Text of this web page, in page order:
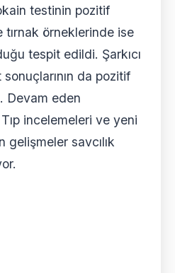
testinin pozitif
tırnak örneklerinde ise
tespit edildi. Şarkıcı
da pozitif
Devam eden
incelemeleri ve yeni
gelişmeler savcılık